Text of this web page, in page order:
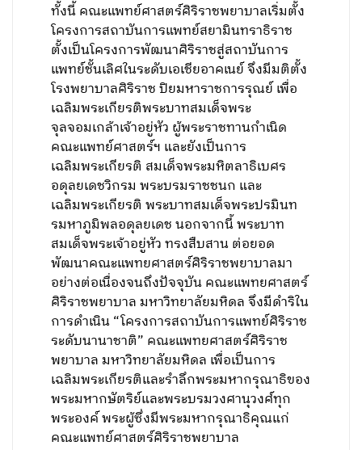
ทั้งนี้ คณะแพทย์ศาสตร์ศิริราชพยาบาลเริ่มตั้ง
โครงการสถาบันการแพทย์สยามินทราธิราช
ตั้งเป็นโครงการพัฒนาศิริราชสู่สถาบันการ
แพทย์ชั้นเลิศในระดับเอเชียอาคเนย์ จึงมีมติตั้ง
โรงพยาบาลศิริราช ปิยมหาราชการรุณย์ เพื่อ
เฉลิมพระเกียรติพระบาทสมเด็จพระ
จุลจอมเกล้าเจ้าอยู่หัว ผู้พระราชทานกำเนิด
คณะแพทย์ศาสตร์ฯ และยังเป็นการ
เฉลิมพระเกียรติ สมเด็จพระมหิตลาธิเบศร
อดุลยเดชวิกรม พระบรมราชชนก และ
เฉลิมพระเกียรติ พระบาทสมเด็จพระปรมินท
รมหาภูมิพลอดุลยเดช นอกจากนี้ พระบาท
สมเด็จพระเจ้าอยู่หัว ทรงสืบสาน ต่อยอด
พัฒนาคณะแพทยศาสตร์ศิริราชพยาบาลมา
อย่างต่อเนื่องจนถึงปัจจุบัน คณะแพทยศาสตร์
ศิริราชพยาบาล มหาวิทยาลัยมหิดล จึงมีดำริใน
การดำเนิน “โครงการสถาบันการแพทย์ศิริราช
ระดับนานาชาติ” คณะแพทยศาสตร์ศิริราช
พยาบาล มหาวิทยาลัยมหิดล เพื่อเป็นการ
เฉลิมพระเกียรติและรำลึกพระมหากรุณาธิของ
พระมหากษัตริย์และพระบรมวงศานุวงศ์ทุก
พระองค์ พระผู้ซึ่งมีพระมหากรุณาธิคุณแก่
คณะแพทย์ศาสตร์ศิริราชพยาบาล